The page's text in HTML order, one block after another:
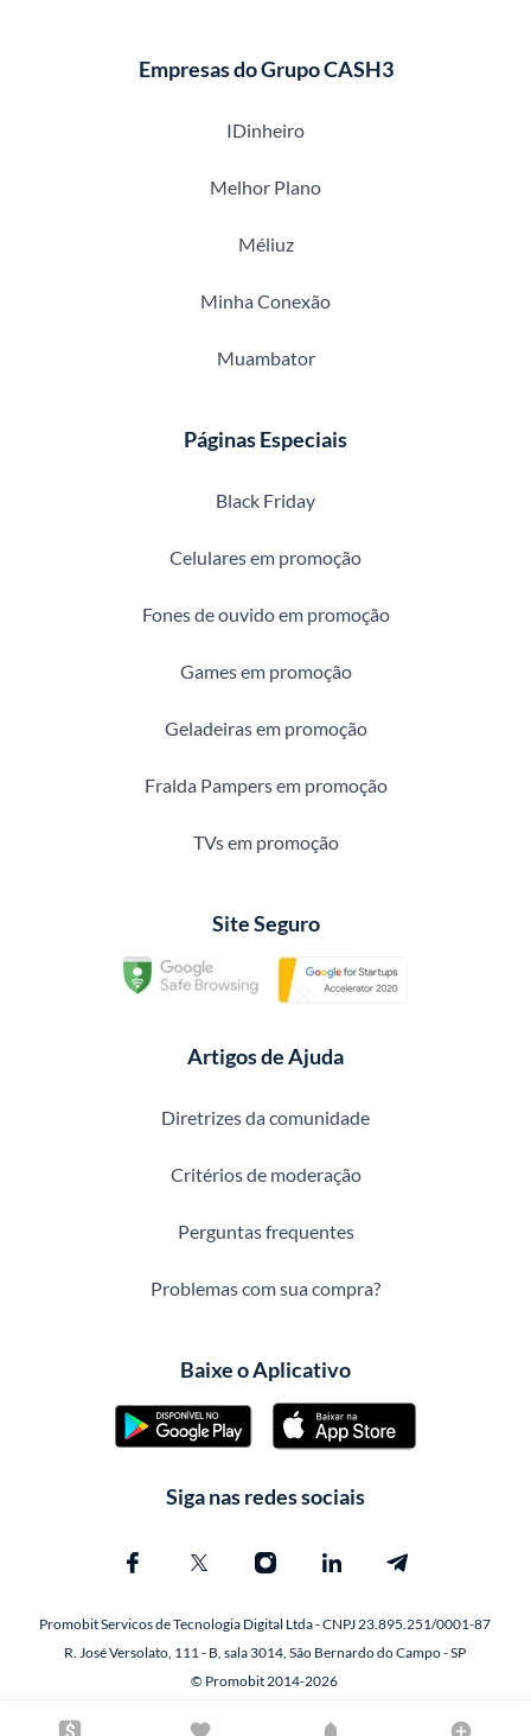
Empresas do Grupo CASH3
IDinheiro
Melhor Plano
Méliuz
Minha Conexão
Muambator
Páginas Especiais
Black Friday
Celulares em promoção
Fones de ouvido em promoção
Games em promoção
Geladeiras em promoção
Fralda Pampers em promoção
TVs em promoção
Site Seguro
Artigos de Ajuda
Diretrizes da comunidade
Critérios de moderação
Perguntas frequentes
Problemas com sua compra?
Baixe o Aplicativo
Siga nas redes sociais
Promobit Servicos de Tecnologia Digital Ltda - CNPJ 23.895.251/0001-87
R. José Versolato, 111 - B, sala 3014, São Bernardo do Campo - SP
© Promobit 2014-2026